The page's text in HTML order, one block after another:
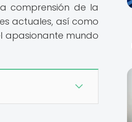
comprensión de la
actuales, así como
apasionante mundo